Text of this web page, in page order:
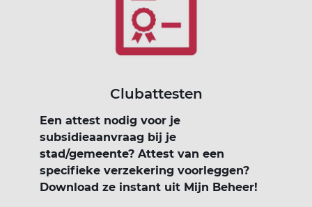
Clubattesten
Een attest nodig voor je
subsidieaanvraag bij je
stad/gemeente? Attest van een
specifieke verzekering voorleggen?
Download ze instant uit Mijn Beheer!